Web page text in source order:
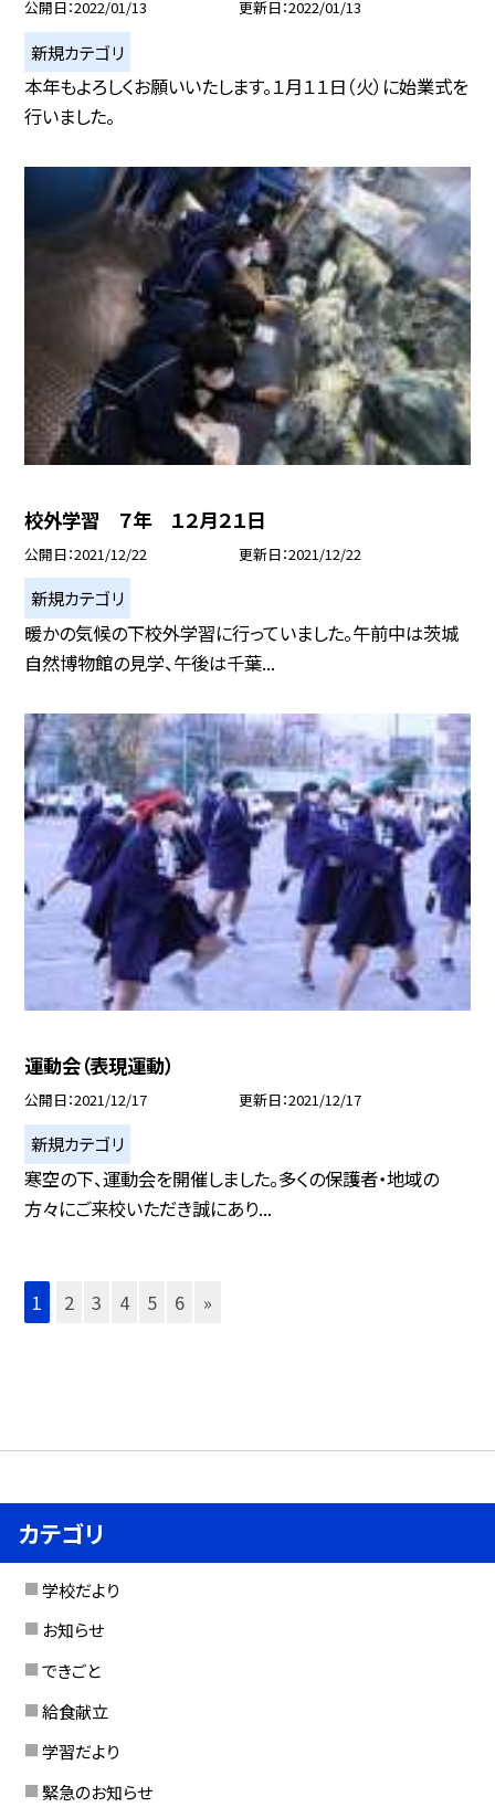
公開日 2022/01/13 更新日 2022/01/13
新規カテゴリ
本年もよろしくお願いいたします。１月１１日（火）に始業式を
行いました。
校外学習 ７年 １２月２１日
公開日 2021/12/22 更新日 2021/12/22
新規カテゴリ
暖かの気候の下校外学習に行っていました。午前中は茨城
自然博物館の見学、午後は千葉...
運動会（表現運動）
公開日 2021/12/17 更新日 2021/12/17
新規カテゴリ
寒空の下、運動会を開催しました。多くの保護者・地域の
方々にご来校いただき誠にあり...
1 2 3 4 5 6 »
カテゴリ
学校だより
お知らせ
できごと
給食献立
学習だより
緊急のお知らせ